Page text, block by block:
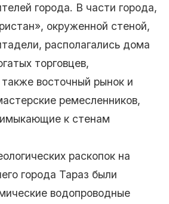
города. В части города,
окруженной стеной,
располагались дома
торговцев,
восточный рынок и
ремесленников,
к стенам
раскопок на
города Тараз были
водопроводные